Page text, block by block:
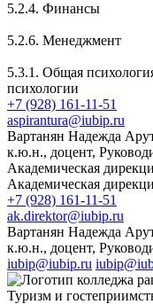
5.2.4. Финансы
5.2.6. Менеджмент
5.3.1. Общая
психологии
+7 (928) 161-11-51
aspirantura@iubip.ru
Вартанян Надежда
к.ю.н., доцент,
Академическая
Академическая
+7 (928) 161-11-51
ak.direktor@iubip.ru
Вартанян Надежда
к.ю.н., доцент,
iubip@iubip.ru
Туризм и